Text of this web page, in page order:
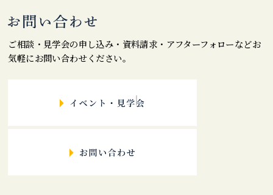
ご相談・見学会の申し込み・資料請求・アフターフォローなどお
気軽にお問い合わせください。